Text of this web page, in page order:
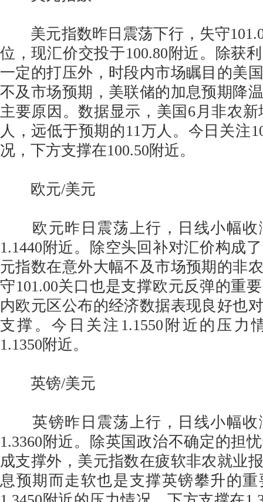
美元指数昨日震荡下行，失守
位，现汇价交投于100.80附近。除获
一定的打压外，时段内市场瞩目的美
不及市场预期，美联储的加息预期降
主要原因。数据显示，美国6月非农
人，远低于预期的11万人。今日关注
况，下方支撑在100.50附近。
欧元/美元
欧元昨日震荡上行，日线小幅收
1.1440附近。除空头回补对汇价构成
元指数在意外大幅不及市场预期的非
守101.00关口也是支撑欧元反弹的重
内欧元区公布的经济数据表现良好也
支撑。今日关注1.1550附近的压力
1.1350附近。
英镑/美元
英镑昨日震荡上行，日线小幅收
1.3360附近。除英国政治不确定的担
成支撑外，美元指数在疲软非农就业
息预期而走软也是支撑英镑攀升的